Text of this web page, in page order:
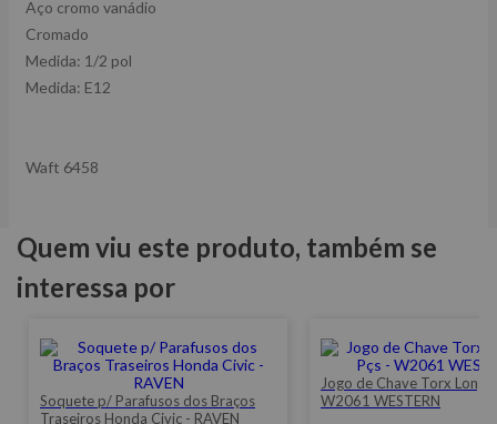
Aço cromo vanádio
Cromado
Medida: 1/2 pol
Medida: E12
Waft 6458
Quem viu este produto, também se
interessa por
Parafusos dos Braços
Civic - RAVEN
Jogo de Chave Torx Longa 10 Pçs -
W2061 WESTERN